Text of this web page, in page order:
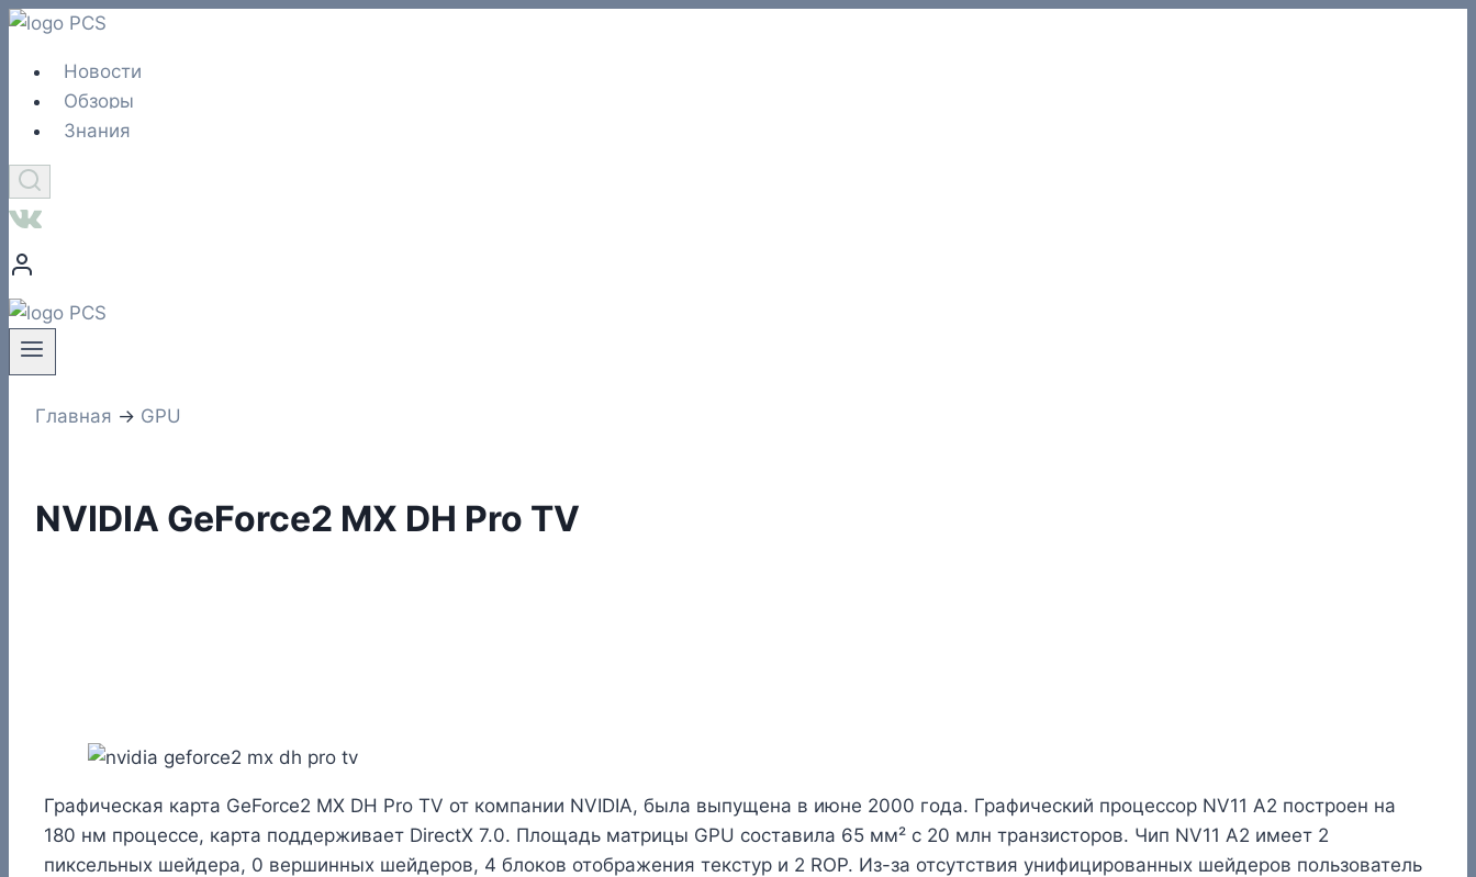
Перейти
содержимому
Новости
Обзоры
Знания
Главная → GPU
NVIDIA GeForce2 MX DH Pro TV
Графическая карта GeForce2 MX DH Pro TV от компании NVIDIA, была выпущена в июне 2000 года. Графический процессор NV11 A2 построен на
180 нм процессе, карта поддерживает DirectX 7.0. Площадь матрицы GPU составила 65 мм² с 20 млн транзисторов. Чип NV11 A2 имеет 2
пиксельных шейдера, 0 вершинных шейдеров, 4 блоков отображения текстур и 2 ROP. Из-за отсутствия унифицированных шейдеров пользователь